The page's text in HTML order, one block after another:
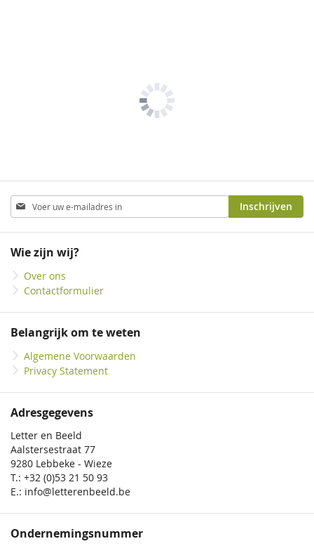
Abonneer
u
op
nieuwsbrief
Inschrijven
Wie zijn wij?
Over ons
Contactformulier
Belangrijk om te weten
Algemene Voorwaarden
Privacy Statement
Adresgegevens
Letter en Beeld
Aalstersestraat 77
9280 Lebbeke - Wieze
T.: +32 (0)53 21 50 93
E.: info@letterenbeeld.be
Ondernemingsnummer